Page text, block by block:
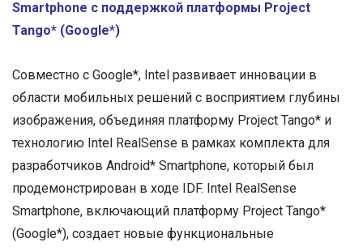
Smartphone с поддержкой платформы Project
Tango* (Google*)
Совместно с Google*, Intel развивает инновации в
области мобильных решений с восприятием глубины
изображения, объединяя платформу Project Tango* и
технологию Intel RealSense в рамках комплекта для
разработчиков Android* Smartphone, который был
продемонстрирован в ходе IDF. Intel RealSense
Smartphone, включающий платформу Project Tango*
(Google*), создает новые функциональные